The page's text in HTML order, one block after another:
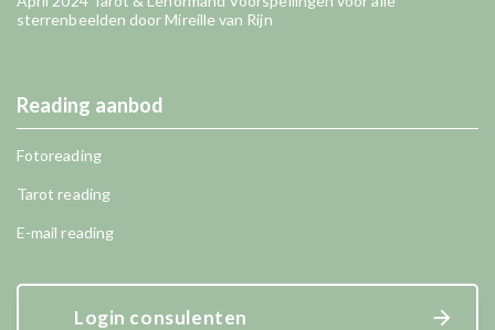
sterrenbeelden door Mireille van Rijn
Reading aanbod
Fotoreading
Tarot reading
E-mail reading
Login consulenten